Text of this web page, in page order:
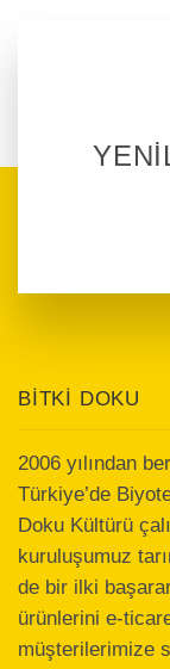
BİTKİ DOKU
2006 yılından
Türkiye’de
Doku Kültürü
kuruluşumuz
de bir ilki
ürünlerini e-
müşterilerimize